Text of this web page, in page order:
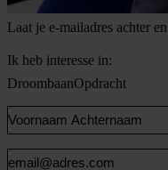
Laat je e-mailadres achter
Ik heb interesse in:
DroombaanOpdracht
Voornaam
en
Email